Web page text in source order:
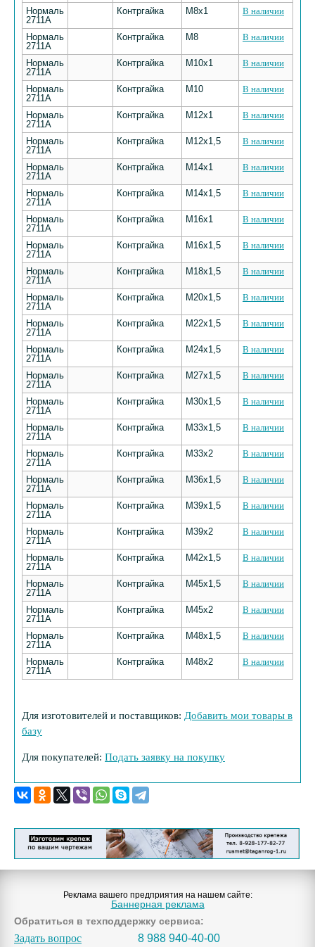
Нормаль
2711А
Контргайка М8х1 В наличии
Нормаль
2711А
Контргайка М8 В наличии
Нормаль
2711А
Контргайка М10х1 В наличии
Нормаль
2711А
Контргайка М10 В наличии
Нормаль
2711А
Контргайка М12х1 В наличии
Нормаль
2711А
Контргайка М12х1,5 В наличии
Нормаль
2711А
Контргайка М14х1 В наличии
Нормаль
2711А
Контргайка М14х1,5 В наличии
Нормаль
2711А
Контргайка М16х1 В наличии
Нормаль
2711А
Контргайка М16х1,5 В наличии
Нормаль
2711А
Контргайка М18х1,5 В наличии
Нормаль
2711А
Контргайка М20х1,5 В наличии
Нормаль
2711А
Контргайка М22х1,5 В наличии
Нормаль
2711А
Контргайка М24х1,5 В наличии
Нормаль
2711А
Контргайка М27х1,5 В наличии
Нормаль
2711А
Контргайка М30х1,5 В наличии
Нормаль
2711А
Контргайка М33х1,5 В наличии
Нормаль
2711А
Контргайка М33х2 В наличии
Нормаль
2711А
Контргайка М36х1,5 В наличии
Нормаль
2711А
Контргайка М39х1,5 В наличии
Нормаль
2711А
Контргайка М39х2 В наличии
Нормаль
2711А
Контргайка М42х1,5 В наличии
Нормаль
2711А
Контргайка М45х1,5 В наличии
Нормаль
2711А
Контргайка М45х2 В наличии
Нормаль
2711А
Контргайка М48х1,5 В наличии
Нормаль
2711А
Контргайка М48х2 В наличии
Для изготовителей и поставщиков: Добавить мои товары в
базу
Для покупателей: Подать заявку на покупку
Реклама вашего предприятия на нашем сайте:
Баннерная реклама
Обратиться в техподдержку сервиса:
Задать вопрос 8 988 940-40-00